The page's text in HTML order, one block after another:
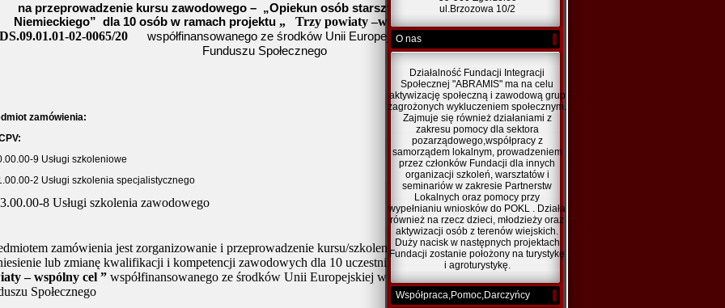
na przeprowadzenie kursu zawodowego – „Opiekun osób starszych z podstawami jęz.
Niemieckiego” dla 10 osób w ramach projektu „
Trzy powiaty –wspólny cel” nr projektu
02-0065/20
współfinansowanego ze środków Unii Europejskiej w ramach Europejskiego
Funduszu Społecznego
zamówienia:
9 Usługi szkoleniowe
2 Usługi szkolenia specjalistycznego
8 Usługi szkolenia zawodowego
zamówienia jest zorganizowanie i przeprowadzenie kursu/szkolenia umożliwiającego nabycie,
lub zmianę kwalifikacji i kompetencji zawodowych dla 10 uczestników projektu pn.„ Trzy
– wspólny cel ” współfinansowanego ze środków Unii Europejskiej w ramach Europejskiego
Społecznego
ul.Brzozowa 10/2
O nas
Działalność Fundacji Integracji
Społecznej "ABRAMIS" ma na celu
aktywizację społeczną i zawodową grup
zagrożonych wykluczeniem społecznym.
Zajmuje się również działaniami z
zakresu pomocy dla sektora
pozarządowego,współpracy z
samorządem lokalnym, prowadzeniem
przez członków Fundacji dla innych
organizacji szkoleń, warsztatów i
seminariów w zakresie Partnerstw
Lokalnych oraz pomocy przy
wypełnianiu wniosków do POKL . Działa
również na rzecz dzieci, młodzieży oraz
aktywizacji osób z terenów wiejskich.
Duży nacisk w następnych projektach
Fundacji zostanie położony na turystykę
i agroturystykę.
Współpraca,Pomoc,Darczyńcy